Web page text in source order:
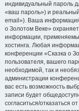
индивидуальный пароль
«ваш пароль») и
email»). Ваша
о Золотом Веке»
информации,
хостинга. Любая
конференции «Сказка о
пользователя, вашего
необходимой, так и
администрации
вас есть возможность
записи будет
согласиться/отказаться